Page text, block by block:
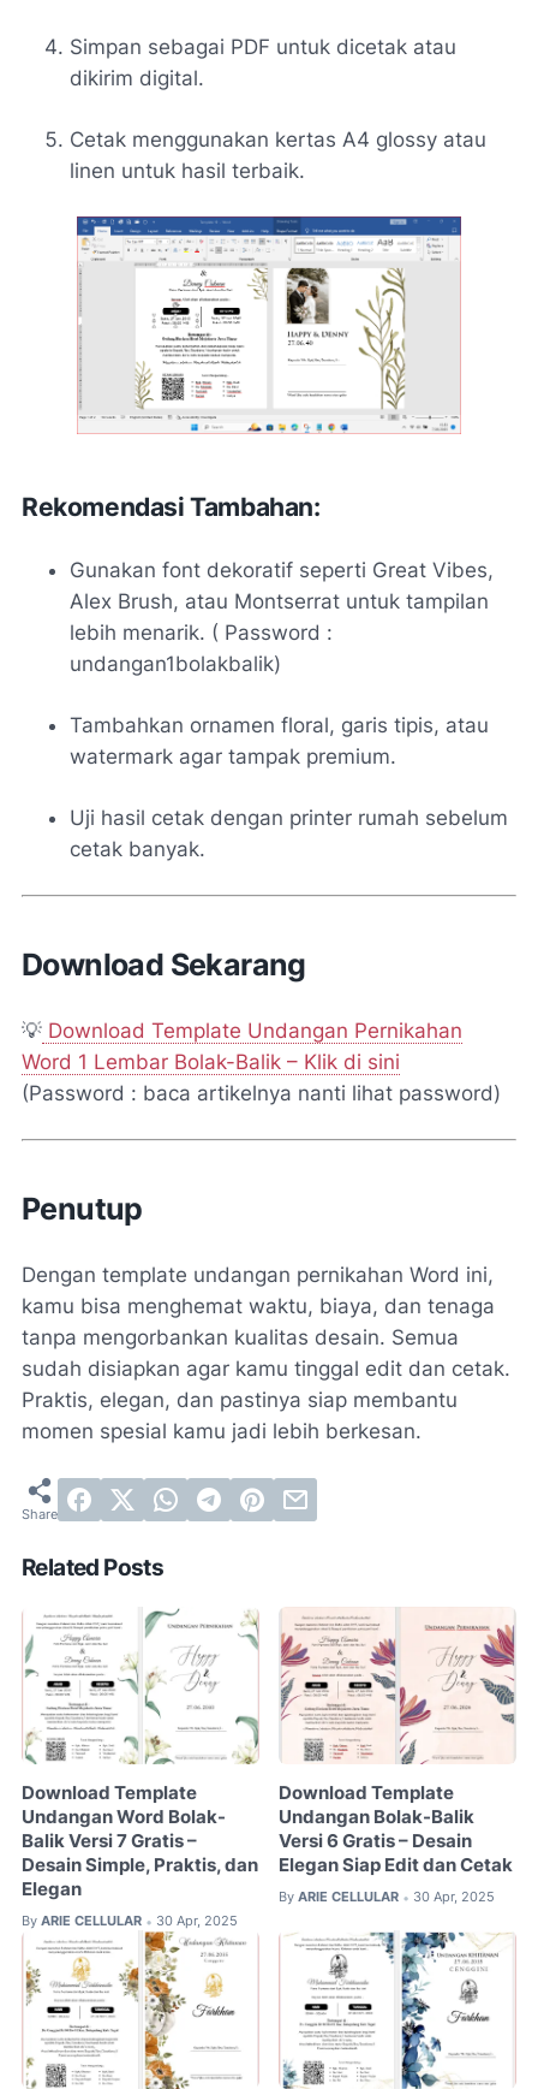
Simpan sebagai PDF untuk dicetak atau
dikirim digital.
Cetak menggunakan kertas A4 glossy atau
linen untuk hasil terbaik.
Rekomendasi Tambahan:
Gunakan font dekoratif seperti Great Vibes,
Alex Brush, atau Montserrat untuk tampilan
lebih menarik. ( Password :
undangan1bolakbalik)
Tambahkan ornamen floral, garis tipis, atau
watermark agar tampak premium.
Uji hasil cetak dengan printer rumah sebelum
cetak banyak.
Download Sekarang
💡 Download Template Undangan Pernikahan
Word 1 Lembar Bolak-Balik – Klik di sini
(Password : baca artikelnya nanti lihat password)
Penutup
Dengan template undangan pernikahan Word ini,
kamu bisa menghemat waktu, biaya, dan tenaga
tanpa mengorbankan kualitas desain. Semua
sudah disiapkan agar kamu tinggal edit dan cetak.
Praktis, elegan, dan pastinya siap membantu
momen spesial kamu jadi lebih berkesan.
Related Posts
Download Template
Undangan Word Bolak-
Balik Versi 7 Gratis –
Desain Simple, Praktis, dan
Elegan
By ARIE CELLULAR • 30 Apr, 2025
Download Template
Undangan Bolak-Balik
Versi 6 Gratis – Desain
Elegan Siap Edit dan Cetak
By ARIE CELLULAR • 30 Apr, 2025